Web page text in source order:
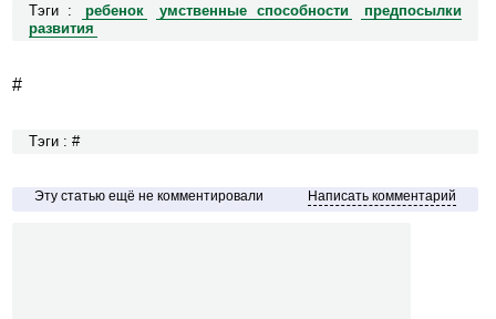
Тэги : ребенок умственные способности
предпосылки
развития
#
Тэги : #
Эту статью ещё не комментировали Написать комментарий